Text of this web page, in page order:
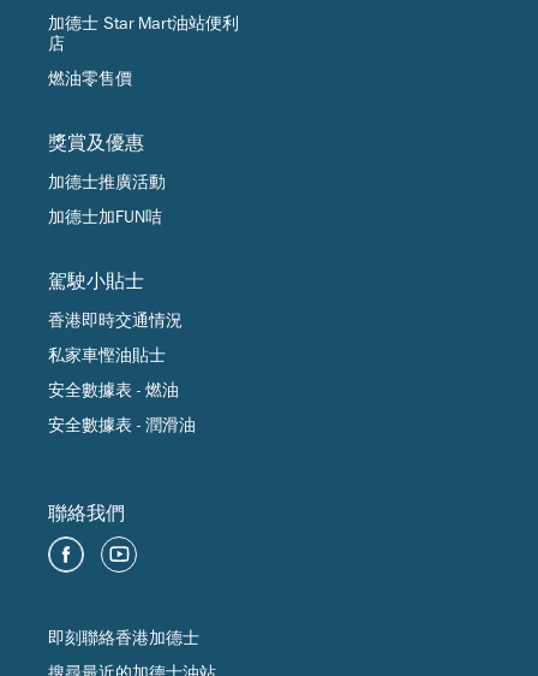
加德士 Star Mart油站便利
店
燃油零售價
獎賞及優惠
加德士推廣活動
加德士加FUN咭
駕駛小貼士
香港即時交通情況
私家車慳油貼士
安全數據表 - 燃油
安全數據表 - 潤滑油
聯絡我們
即刻聯絡香港加德士